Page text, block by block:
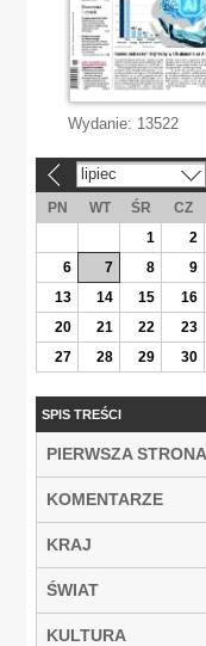
Wydanie: 13522
lipiec
PN WT ŚR CZ
1
2
6
7 8 9
13
14 15 16
20
21 22 23
27
28 29 30
SPIS TREŚCI
PIERWSZA STRONA
KOMENTARZE
KRAJ
ŚWIAT
KULTURA